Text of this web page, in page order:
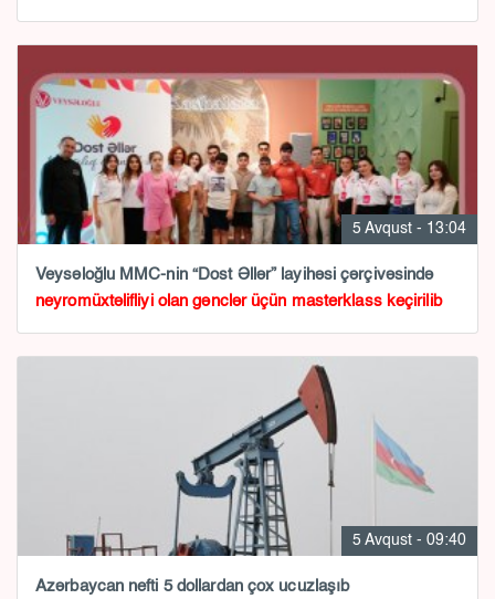
5 Avqust - 13:04
Veysəloğlu MMC-nin “Dost Əllər” layihəsi çərçivəsində
neyromüxtəlifliyi olan gənclər üçün masterklass keçirilib
5 Avqust - 09:40
Azərbaycan nefti 5 dollardan çox ucuzlaşıb